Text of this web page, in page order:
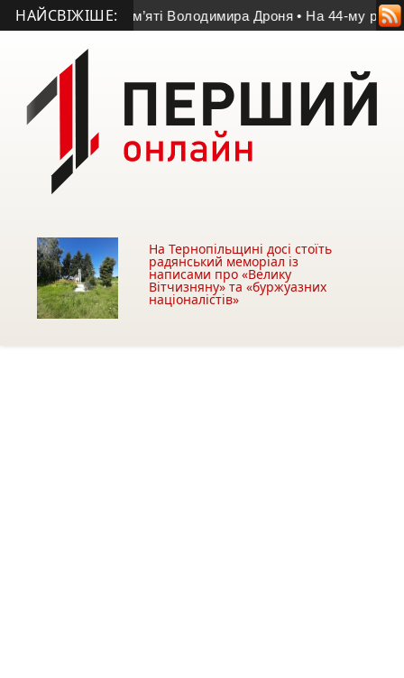
НАЙСВІЖІШЕ:
у матчі пам’яті Володимира Дроня • На 44-му році
На Тернопільщині досі стоїть
радянський меморіал із
написами про «Велику
Вітчизняну» та «буржуазних
націоналістів»